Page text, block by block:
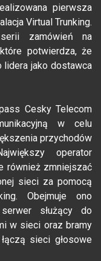
pierwsza
Virtual Trunking.
zamówień na
potwierdza, że
lidera jako dostawca
Cesky Telecom
w celu
przychodów
operator
również zmniejszać
sieci za pomocą
Obejmuje ono
służący do
w sieci oraz bramy
sieci głosowe